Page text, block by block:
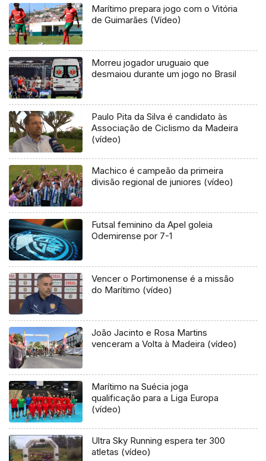
Marítimo prepara jogo com o Vitória
de Guimarães (Vídeo)
Morreu jogador uruguaio que
desmaiou durante um jogo no Brasil
Paulo Pita da Silva é candidato às
Associação de Ciclismo da Madeira
(vídeo)
Machico é campeão da primeira
divisão regional de juniores (vídeo)
Futsal feminino da Apel goleia
Odemirense por 7-1
Vencer o Portimonense é a missão
do Marítimo (vídeo)
João Jacinto e Rosa Martins
venceram a Volta à Madeira (vídeo)
Marítimo na Suécia joga
qualificação para a Liga Europa
(vídeo)
Ultra Sky Running espera ter 300
atletas (vídeo)